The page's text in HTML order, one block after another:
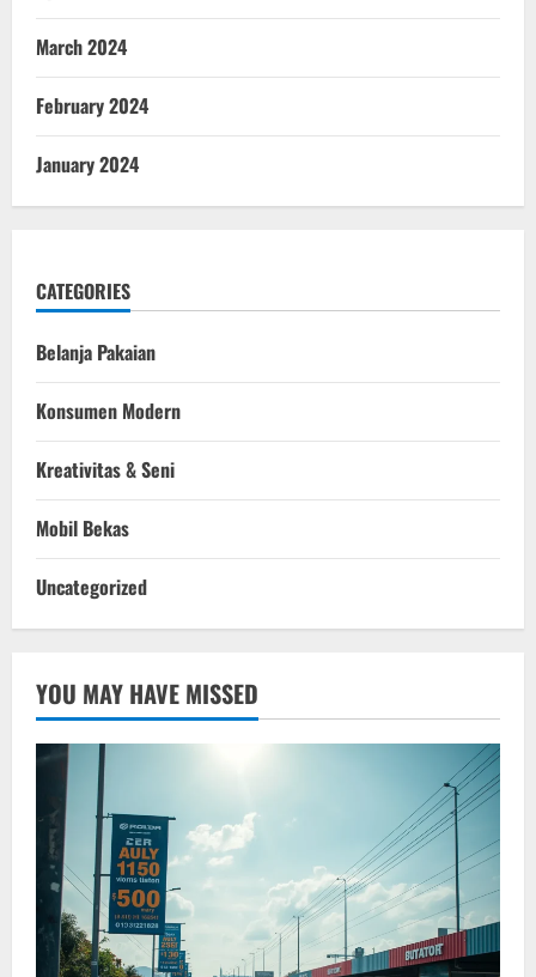
March 2024
February 2024
January 2024
CATEGORIES
Belanja Pakaian
Konsumen Modern
Kreativitas & Seni
Mobil Bekas
Uncategorized
YOU MAY HAVE MISSED